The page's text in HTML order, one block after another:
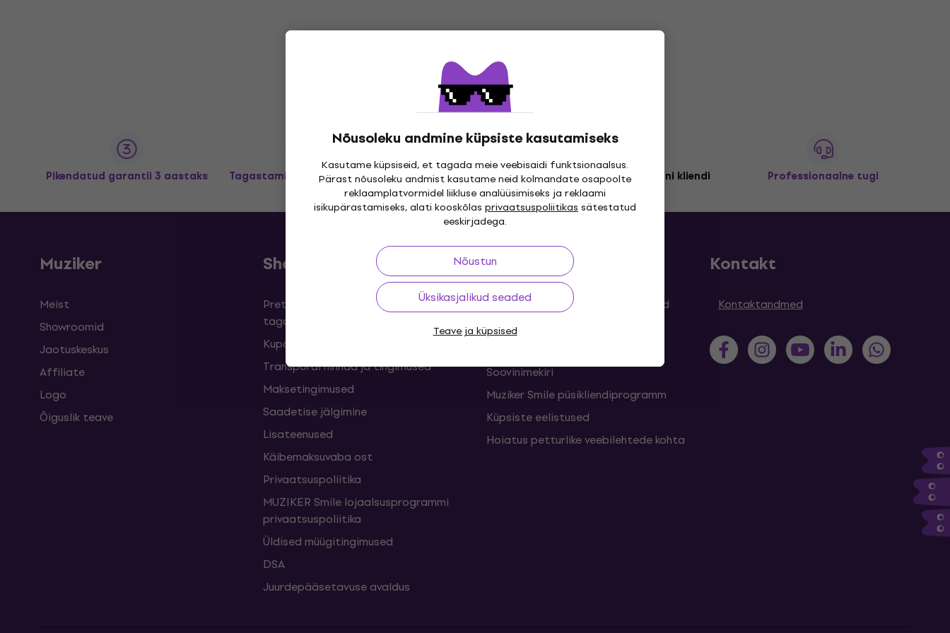
Nõusoleku andmine küpsiste kasutamiseks
Kasutame küpsiseid, et tagada meie veebisaidi funktsionaalsus.
Pärast nõusoleku andmist kasutame neid kolmandate osapoolte
reklaamplatvormidel liikluse analüüsimiseks ja reklaami
isikupärastamiseks, alati kooskõlas privaatsuspoliitikas sätestatud
eeskirjadega.
Nõustun
Üksikasjalikud seaded
Teave ja küpsised
Pikendatud garantii 3 aastaks Tagastamine kuni 30 päeva Tasuta tarnealates 299 € Üle kolme miljoni kliendi Professionaalne tugi
Muziker
Meist
Showroomid
Jaotuskeskus
Affiliate
Logo
Õiguslik teave
Shopping
Pretensioonid ja lepingust
taganemised
Kupongid
Transpordi hinnad ja tingimused
Maksetingimused
Saadetise jälgimine
Lisateenused
Käibemaksuvaba ost
Privaatsuspoliitika
MUZIKER Smile lojaalsusprogrammi
privaatsuspoliitika
Üldised müügitingimused
DSA
Juurdepääsetavuse avaldus
Kasulikud lingid
KKK - Korduma kippuvad küsimused
Muziker Blogi
Soovinimekiri
Muziker Smile püsikliendiprogramm
Küpsiste eelistused
Hoiatus petturlike veebilehtede kohta
Kontakt
Kontaktandmed